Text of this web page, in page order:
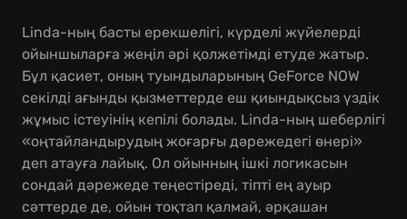
Linda-ның басты ерекшелігі, күрделі жүйелерді
ойыншыларға жеңіл әрі қолжетімді етуде жатыр.
Бұл қасиет, оның туындыларының GeForce NOW
секілді ағынды қызметтерде еш қиындықсыз үздік
жұмыс істеуінің кепілі болады. Linda-ның шеберлігі
«оңтайландырудың жоғарғы дәрежедегі өнері»
деп атауға лайық. Ол ойынның ішкі логикасын
сондай дәрежеде теңестіреді, тіпті ең ауыр
сәттерде де, ойын тоқтап қалмай, әрқашан